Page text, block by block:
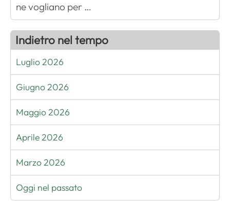
ne vogliano per …
Indietro nel tempo
Luglio 2026
Giugno 2026
Maggio 2026
Aprile 2026
Marzo 2026
Oggi nel passato